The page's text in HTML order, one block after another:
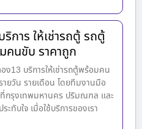
การ ให้เช่ารถตู้ รถตู้
คนขับ ราคาถูก
ง13 บริการให้เช่ารถตู้พร้อมคน
ยวัน รายเดือน โดยทีมงานมือ
กรุงเทพมหานคร ปริมณฑล และ
ทับใจ เมื่อใช้บริการของเรา